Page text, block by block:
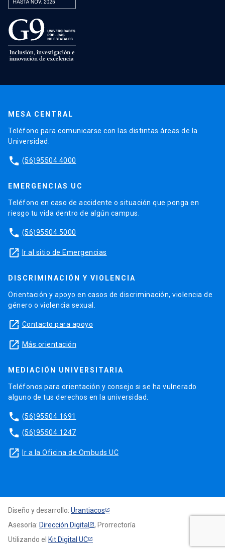
MESA CENTRAL
Teléfono para comunicarse con las distintas áreas de la
Universidad.
phone (56)95504 4000
EMERGENCIAS UC
Teléfono en caso de accidente o situación que ponga en
riesgo tu vida dentro de algún campus.
phone (56)95504 5000
launch Ir al sitio de Emergencias
DISCRIMINACIÓN Y VIOLENCIA
Orientación y apoyo en casos de discriminación, violencia de
género o violencia sexual.
launch Contacto para apoyo
launch Más orientación
MEDIACIÓN UNIVERSITARIA
Teléfonos para orientación y consejo si se ha vulnerado
alguno de tus derechos en la universidad.
phone (56)95504 1691
phone (56)95504 1247
launch Ir a la Oficina de Ombuds UC
Diseño y desarrollo: Urantiacos
Asesoría: Dirección Digital
, Prorrectoría
Utilizando el Kit Digital UC